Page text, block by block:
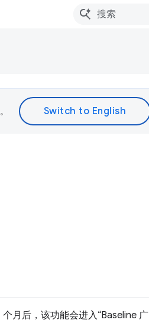
月后，该功能会进入“Baseline 广